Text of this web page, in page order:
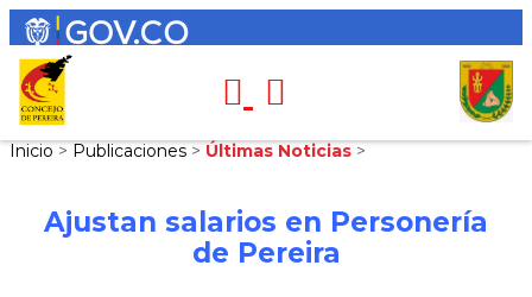
Inicio > Publicaciones > Últimas Noticias >
Ajustan salarios en Personería
de Pereira